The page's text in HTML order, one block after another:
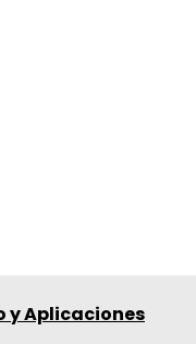
y Aplicaciones